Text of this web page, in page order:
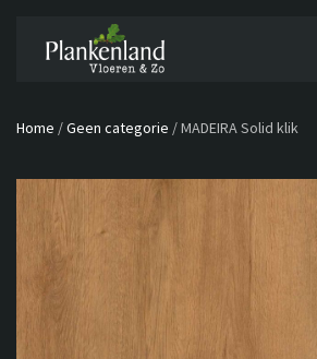
Home /Geen categorie /MADEIRA Solid klik